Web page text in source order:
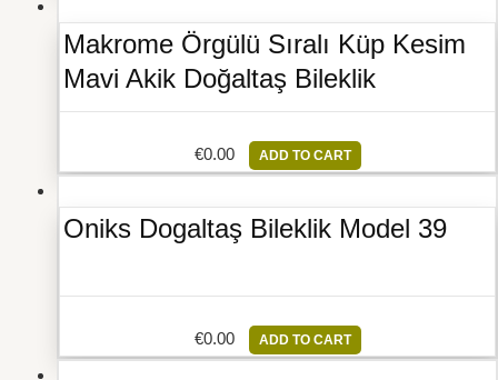
Makrome Örgülü Sıralı Küp Kesim
Mavi Akik Doğaltaş Bileklik
€0.00 ADD TO CART
Oniks Dogaltaş Bileklik Model 39
€0.00 ADD TO CART